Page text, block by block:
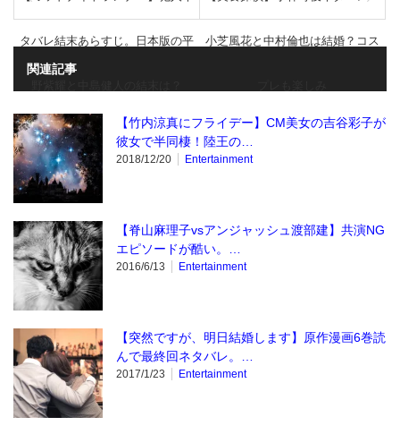
タバレ結末あらすじ。日本版の平 小芝風花と中村倫也は結婚？コス
関連記事
【竹内涼真にフライデー】CM美女の吉谷彩子が
彼女で半同棲！陸王の…
2018/12/20 Entertainment
【脊山麻理子vsアンジャッシュ渡部建】共演NG
エピソードが酷い。…
2016/6/13 Entertainment
【突然ですが、明日結婚します】原作漫画6巻読
んで最終回ネタバレ。…
2017/1/23 Entertainment